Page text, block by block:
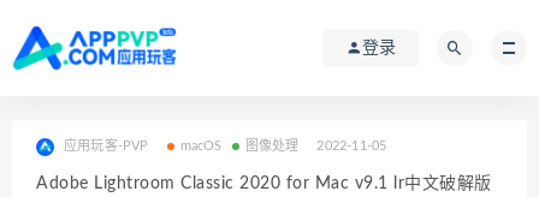
登录
应用玩客-PVP macOS 图像处理 2022-11-05
Adobe Lightroom Classic 2020 for Mac v9.1 lr中文破解版